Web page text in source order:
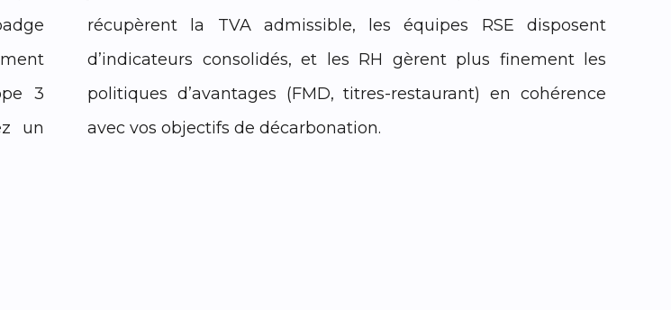
3
un
récupèrent la TVA admissible, les équipes RSE disposent
d’indicateurs consolidés, et les RH gèrent plus finement les
politiques d’avantages (FMD, titres-restaurant) en cohérence
avec vos objectifs de décarbonation.